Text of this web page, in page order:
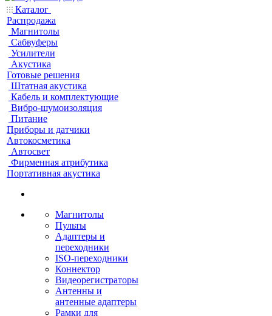
Каталог
Распродажа
Магнитолы
Сабвуферы
Усилители
Акустика
Готовые решения
Штатная акустика
Кабель и комплектующие
Вибро-шумоизоляция
Питание
Приборы и датчики
Автокосметика
Автосвет
Фирменная атрибутика
Портативная акустика
Магнитолы
Пульты
Адаптеры и
переходники
ISO-переходники
Коннектор
Видеорегистраторы
Антенны и
антенные адаптеры
Рамки для